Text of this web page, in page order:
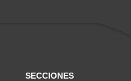
SECCIONES